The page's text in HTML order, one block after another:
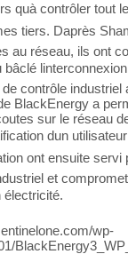
quà contrôler tout
tiers. Daprès
au réseau, ils ont
bâclé
contrôle industriel
BlackEnergy a
sur le réseau
dun
ont ensuite
et
électricité.
wp-